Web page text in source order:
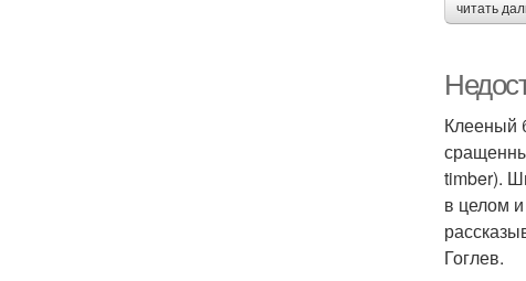
читать
Клееный
timber).
в целом
Гоглев.